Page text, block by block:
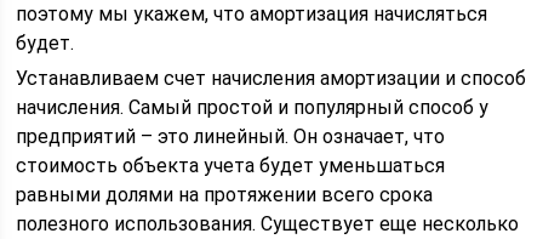
поэтому мы укажем, что амортизация начисляться
будет.
Устанавливаем счет начисления амортизации и способ
начисления. Самый простой и популярный способ у
предприятий – это линейный. Он означает, что
стоимость объекта учета будет уменьшаться
равными долями на протяжении всего срока
полезного использования. Существует еще несколько